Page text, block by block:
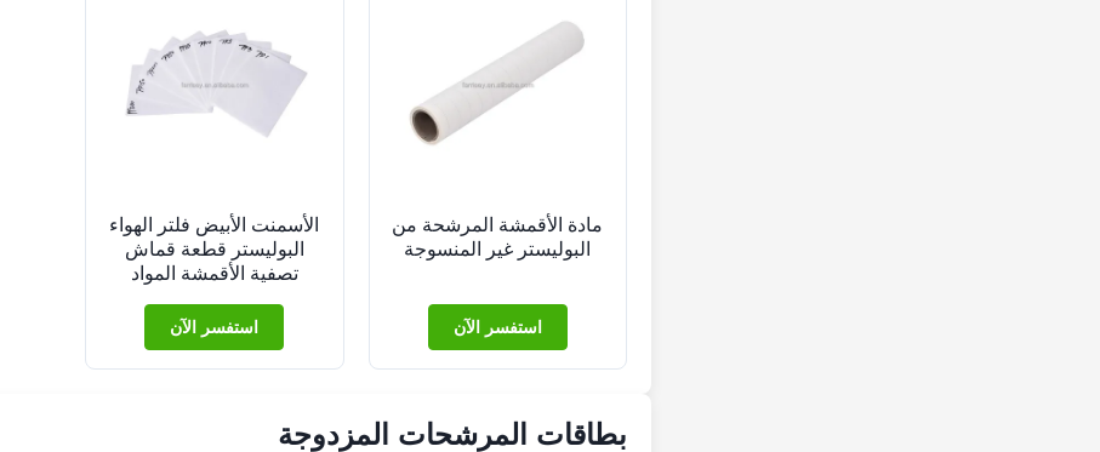
مادة الأقمشة المرشحة من
البوليستر غير المنسوجة
استفسر الآن
الأسمنت الأبيض فلتر الهواء
البوليستر قطعة قماش
تصفية الأقمشة المواد
استفسر الآن
بطاقات المرشحات المزدوجة